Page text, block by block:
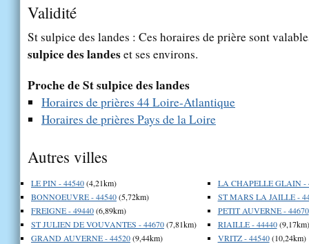
Validité
St sulpice des landes : Ces horaires de prière sont
sulpice des landeset ses environs.
Proche de St sulpice des landes
Horaires de prières 44 Loire-Atlantique
Horaires de prières Pays de la Loire
Autres villes
LE PIN - 44540(4,21km)
BONNOEUVRE - 44540(5,72km)
FREIGNE - 49440(6,89km)
ST JULIEN DE VOUVANTES - 44670(7,81km)
GRAND AUVERNE - 44520(9,44km)
LA CHAPELLE GLAIN -
ST MARS LA JAILLE -
PETIT AUVERNE - 44670
RIAILLE - 44440(9,17km)
VRITZ - 44540(10,24km)